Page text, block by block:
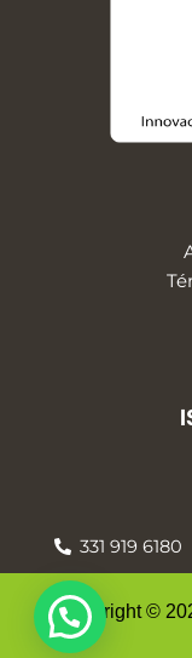
331 919 6180
Copyright ©